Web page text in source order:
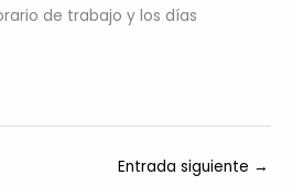
de trabajo y los días
Entrada siguiente →